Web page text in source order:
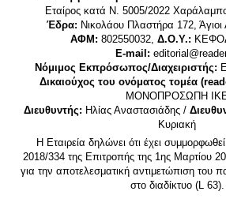
Εταίρος κατά Ν. 5005/2022
Έδρα: Νικολάου Πλαστήρα 172, Άγιοι
ΑΦΜ: 802550032, Δ.Ο.Υ.:
E-mail:
Νόμιμος Εκπρόσωπος/Διαχειριστής:
Δικαιούχος του ονόματος τομέα
MONΟΠΡΟΣΩΠΗ
Διευθυντής: Ηλίας Αναστασιάδης /
Κυριακή
Η Εταιρεία δηλώνει ότι έχει
2018/334 της Επιτροπής της 1ης Μαρτίου
για την αποτελεσματική αντιμετώπιση του
στο διαδίκτυο (L 63).